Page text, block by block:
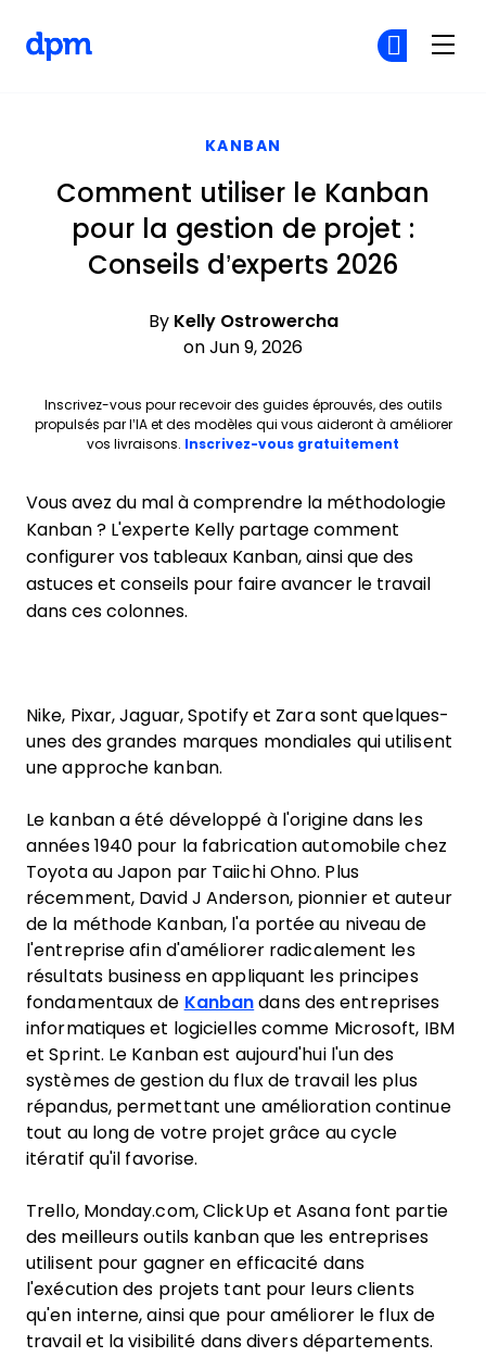
KANBAN
Comment utiliser le Kanban
pour la gestion de projet :
Conseils d’experts 2026
By Kelly Ostrowercha
on Jun 9, 2026
Inscrivez-vous pour recevoir des guides éprouvés, des outils
propulsés par l’IA et des modèles qui vous aideront à améliorer
vos livraisons. Inscrivez-vous gratuitement
Vous avez du mal à comprendre la méthodologie
Kanban ? L'experte Kelly partage comment
configurer vos tableaux Kanban, ainsi que des
astuces et conseils pour faire avancer le travail
dans ces colonnes.
Nike, Pixar, Jaguar, Spotify et Zara sont quelques-
unes des grandes marques mondiales qui utilisent
une approche kanban.
Le kanban a été développé à l'origine dans les
années 1940 pour la fabrication automobile chez
Toyota au Japon par Taiichi Ohno. Plus
récemment, David J Anderson, pionnier et auteur
de la méthode Kanban, l'a portée au niveau de
l'entreprise afin d'améliorer radicalement les
résultats business en appliquant les principes
fondamentaux de Kanban dans des entreprises
informatiques et logicielles comme Microsoft, IBM
et Sprint. Le Kanban est aujourd'hui l'un des
systèmes de gestion du flux de travail les plus
répandus, permettant une amélioration continue
tout au long de votre projet grâce au cycle
itératif qu'il favorise.
Trello, Monday.com, ClickUp et Asana font partie
des meilleurs outils kanban que les entreprises
utilisent pour gagner en efficacité dans
l'exécution des projets tant pour leurs clients
qu'en interne, ainsi que pour améliorer le flux de
travail et la visibilité dans divers départements.